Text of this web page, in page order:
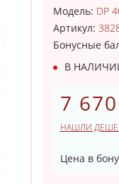
Модель: DP
Артикул:
Бонусные
В
7
НАШЛИ
Цена в